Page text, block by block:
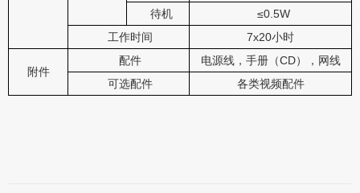
待机
≤0.5W
工作时间
7x20小时
附件
配件
电源线，手册（CD），网线
可选配件
各类视频配件